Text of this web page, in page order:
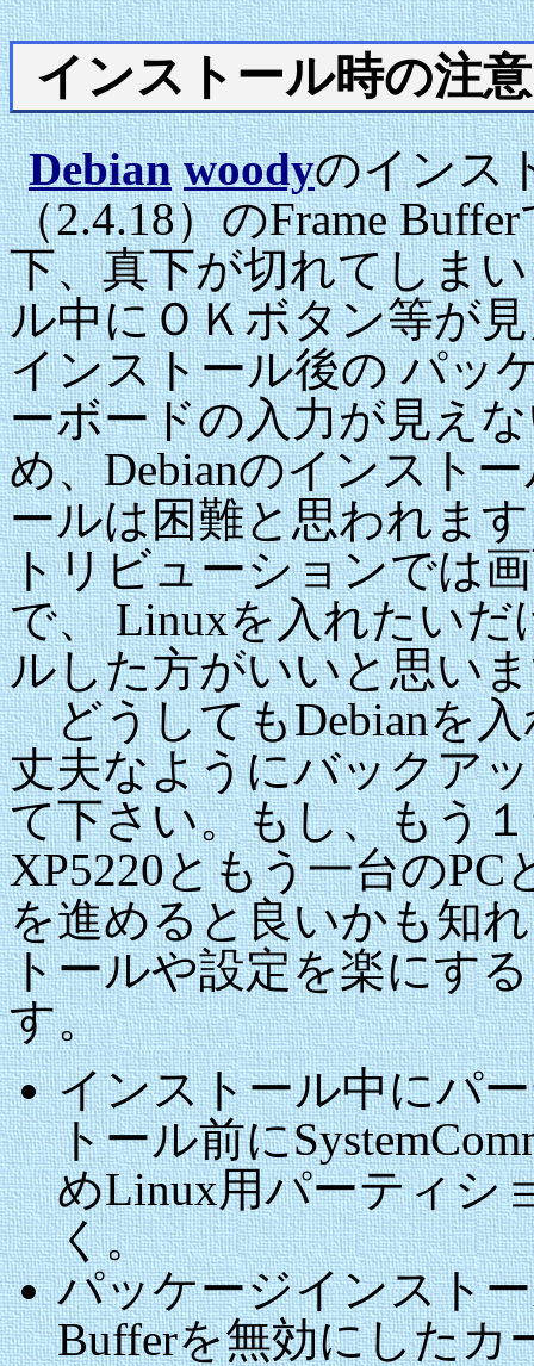
インストール時の注
Debian woodyのインス
（2.4.18）のFrame
下、真下が切れてしま
ル中にＯＫボタン等が見
インストール後の パッ
ーボードの入力が見え
め、Debianのインスト
ールは困難と思われま
トリビューションでは
で、 Linuxを入れたい
ルした方がいいと思い
どうしてもDebianを入
丈夫なようにバックア
て下さい。もし、もう
XP5220ともう一台の
を進めると良いかも知
トールや設定を楽にす
す。
インストール中にパ
トール前に
めLinux用パーティシ
く。
パッケージインスト
Bufferを無効にしたカ